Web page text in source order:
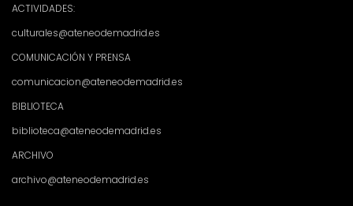
ACTIVIDADES:
culturales@ateneodemadrid.es
COMUNICACIÓN Y PRENSA
comunicacion@ateneodemadrid.es
BIBLIOTECA
biblioteca@ateneodemadrid.es
ARCHIVO
archivo@ateneodemadrid.es